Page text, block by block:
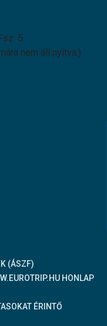
5.
nem áll nyitva.)
(ÁSZF)
HONLAP
ÉRINTŐ